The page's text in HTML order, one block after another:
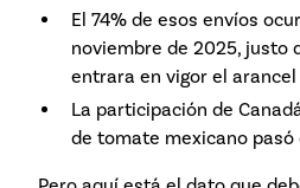
El 74% de esos envíos
noviembre de 2025, justo
entrara en vigor el
La participación de
de tomate mexicano pasó